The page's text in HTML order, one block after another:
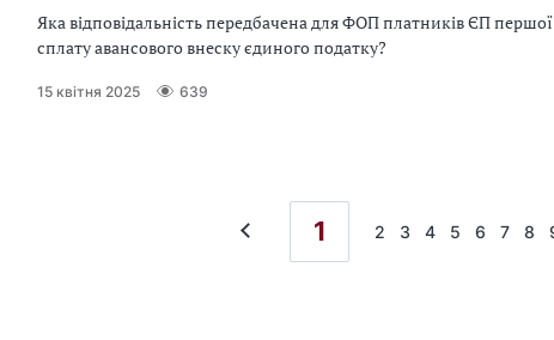
Яка відповідальність передбачена для ФОП платників ЄП
сплату авансового внеску єдиного податку?
15 квітня 2025 639
1 2 3 4 5 6 7 8